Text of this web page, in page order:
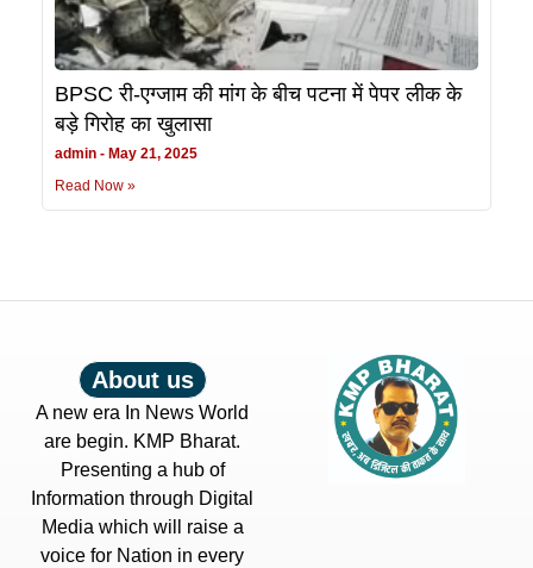
BPSC री-एग्जाम की मांग के बीच पटना में पेपर लीक के
बड़े गिरोह का खुलासा
admin
May 21, 2025
Read Now »
About us
A new era In News World
are begin. KMP Bharat.
Presenting a hub of
Information through Digital
Media which will raise a
voice for Nation in every